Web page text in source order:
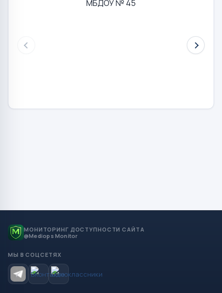
МБДОУ № 45
МОНИТОРИНГ ДОСТУПНОСТИ САЙТА
@Mediops Monitor
МЫ В СОЦСЕТЯХ